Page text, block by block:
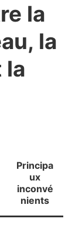
la
la
la
Principa
ux
inconvé
nients